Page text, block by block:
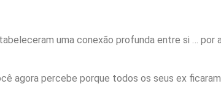
uma conexão profunda entre si …
agora percebe porque todos os seus ex